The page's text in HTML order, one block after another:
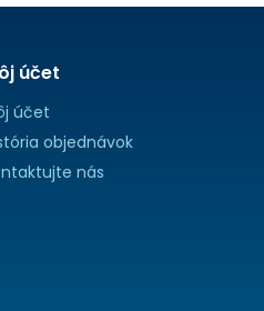
účet
účet
objednávok
nás